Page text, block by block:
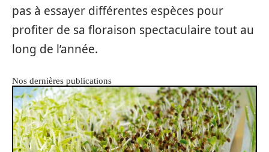
pas à essayer différentes espèces pour
profiter de sa floraison spectaculaire tout au
long de l’année.
Nos dernières publications